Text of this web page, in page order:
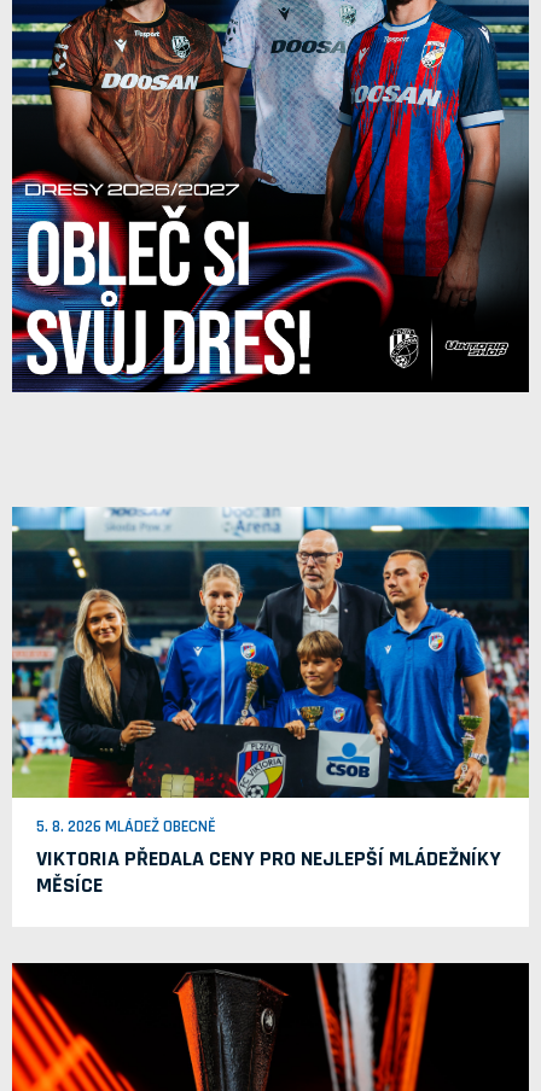
5. 8. 2026 MLÁDEŽ OBECNĚ
VIKTORIA PŘEDALA CENY PRO NEJLEPŠÍ MLÁDEŽNÍKY
MĚSÍCE